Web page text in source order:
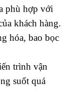
phù hợp với
khách hàng.
hóa, bao bọc
trình vận
suốt quá